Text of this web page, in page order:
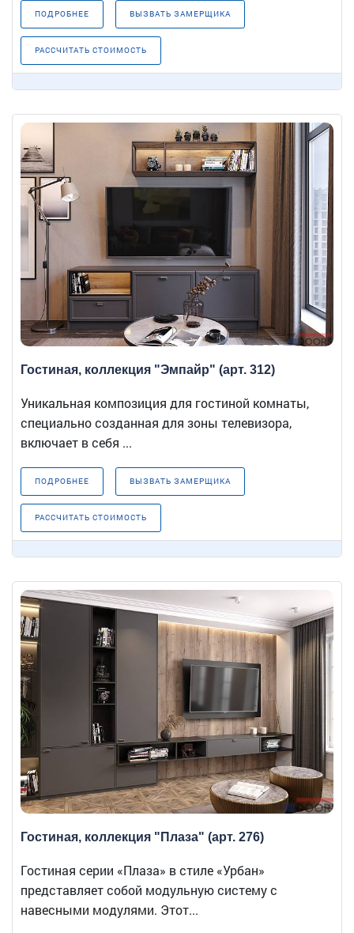
ПОДРОБНЕЕ ВЫЗВАТЬ ЗАМЕРЩИКА
РАССЧИТАТЬ СТОИМОСТЬ
Гостиная, коллекция "Эмпайр" (арт. 312)
Уникальная композиция для гостиной комнаты,
специально созданная для зоны телевизора,
включает в себя ...
ПОДРОБНЕЕ ВЫЗВАТЬ ЗАМЕРЩИКА
РАССЧИТАТЬ СТОИМОСТЬ
Гостиная, коллекция "Плаза" (арт. 276)
Гостиная серии «Плаза» в стиле «Урбан»
представляет собой модульную систему с
навесными модулями. Этот...